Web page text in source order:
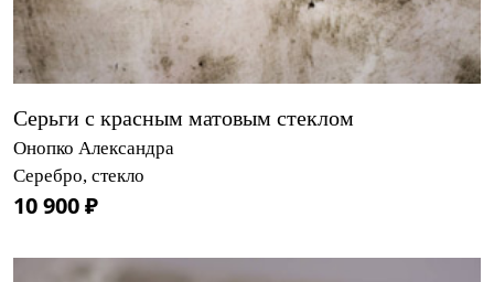
Серьги с красным матовым стеклом
Онопко Александра
Серебро, стекло
10 900 ₽